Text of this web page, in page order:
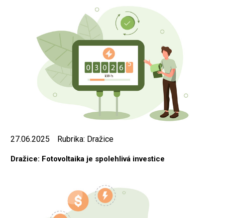
27.06.2025 Rubrika: Dražice
Dražice: Fotovoltaika je spolehlivá investice